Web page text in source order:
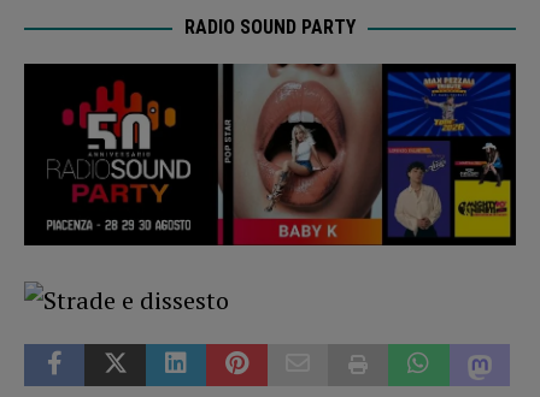
RADIO SOUND PARTY